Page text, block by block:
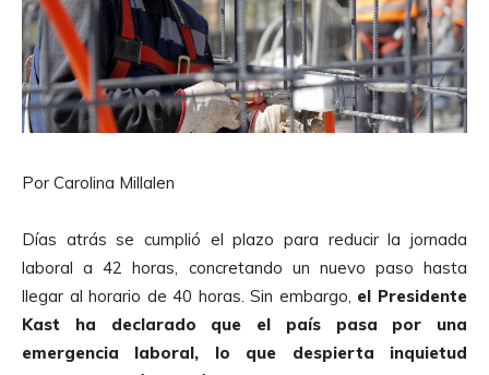
Por Carolina Millalen
Días atrás se cumplió el plazo para reducir la jornada
laboral a 42 horas, concretando un nuevo paso hasta
llegar al horario de 40 horas. Sin embargo, el Presidente
Kast ha declarado que el país pasa por una
emergencia laboral, lo que despierta inquietud